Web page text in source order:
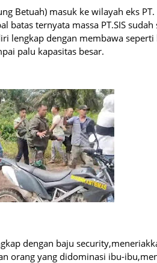
Betuah) masuk ke wilayah eks
ternyata massa PT.SIS
lengkap dengan membawa seperti
palu kapasitas besar.
dengan baju
orang yang didominasi ibu-